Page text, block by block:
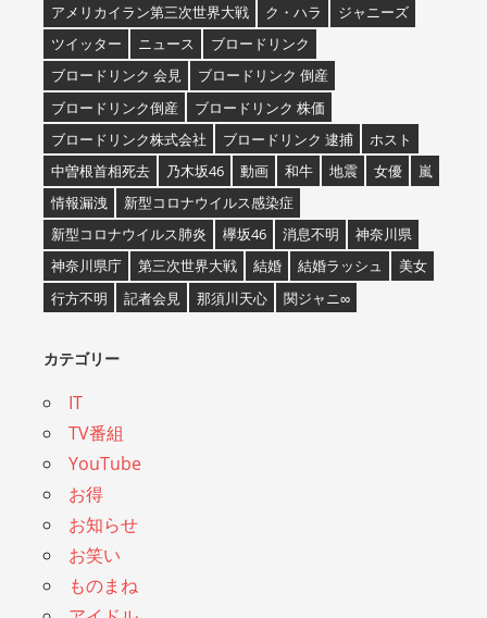
アメリカイラン第三次世界大戦
ク・ハラ
ジャニーズ
ツイッター
ニュース
ブロードリンク
ブロードリンク 会見
ブロードリンク 倒産
ブロードリンク倒産
ブロードリンク 株価
ブロードリンク株式会社
ブロードリンク 逮捕
ホスト
中曽根首相死去
乃木坂46 動画 和牛 地震 女優
嵐
情報漏洩
新型コロナウイルス感染症
新型コロナウイルス肺炎
欅坂46 消息不明
神奈川県
神奈川県庁
第三次世界大戦 結婚 結婚ラッシュ
美女
行方不明
記者会見 那須川天心 関ジャニ∞
カテゴリー
IT
TV番組
YouTube
お得
お知らせ
お笑い
ものまね